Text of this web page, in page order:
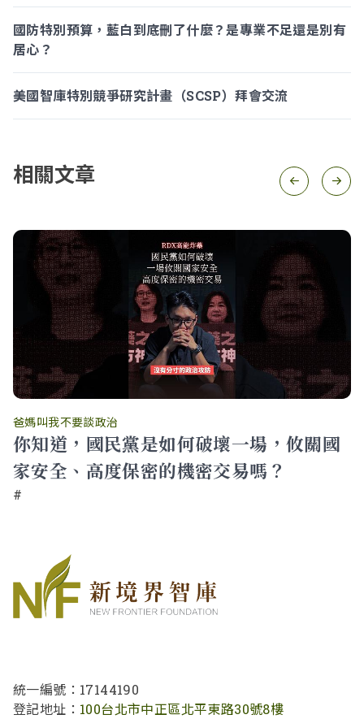
國防特別預算，藍白到底刪了什麼？是專業不足還是別有
居心？
美國智庫特別競爭研究計畫（SCSP）拜會交流
相關文章
爸媽叫我不要談政治
你知道，國民黨是如何破壞一場，攸關國
家安全、高度保密的機密交易嗎？
#
統一編號：17144190
登記地址： 100台北市中正區北平東路30號8樓